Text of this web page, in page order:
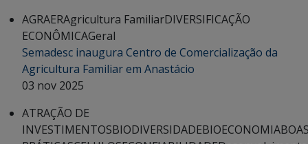
AGRAERAgricultura FamiliarDIVERSIFICAÇÃO
ECONÔMICAGeral
Semadesc inaugura Centro de Comercialização da
Agricultura Familiar em Anastácio
03 nov 2025
ATRAÇÃO DE
INVESTIMENTOSBIODIVERSIDADEBIOECONOMIA